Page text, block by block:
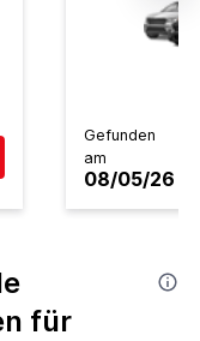
Gefunden
am
08/05/26
für